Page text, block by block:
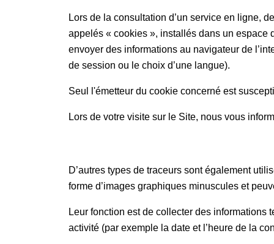
Lors de la consultation d’un service en ligne,
appelés « cookies », installés dans un espace
envoyer des informations au navigateur de
de session ou le choix d’une langue).
Seul l'émetteur du cookie concerné est
Lors de votre visite sur le Site, nous vous
D’autres types de traceurs sont également
forme d’images graphiques minuscules et
Leur fonction est de collecter des informations
activité (par exemple la date et l’heure de la